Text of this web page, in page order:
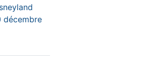
décembre